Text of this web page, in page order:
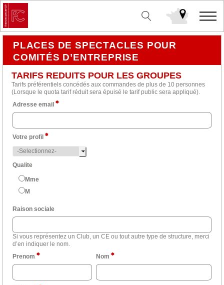
PLACES DE SPECTACLES POUR
COMITÉS D’ENTREPRISE
TARIFS REDUITS POUR LES GROUPES
Tarifs préférentiels concédés aux commandes de plus de 10 personnes
(Lorsque le quota tarif réduit sera épuisé le tarif public sera appliqué).
Adresse email
Votre profil
Qualite
Mme
M
Raison sociale
Si vous représentez un Club, un CE ou tout autre type de structure, merci
d’en indiquer le nom.
Nom
Prenom